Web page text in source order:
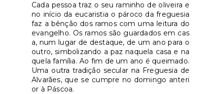
Cada pessoa traz o seu raminho de oliveira e
no início da eucaristia o pároco da freguesia
faz a bênção dos ramos com uma leitura do
evangelho. Os ramos são guardados em cas
a, num lugar de destaque, de um ano para o
outro, simbolizando a paz naquela casa e na
quela família. Ao fim de um ano é queimado.
Uma outra tradição secular na Freguesia de
Alvarães, que se cumpre no domingo anteri
or à Páscoa.